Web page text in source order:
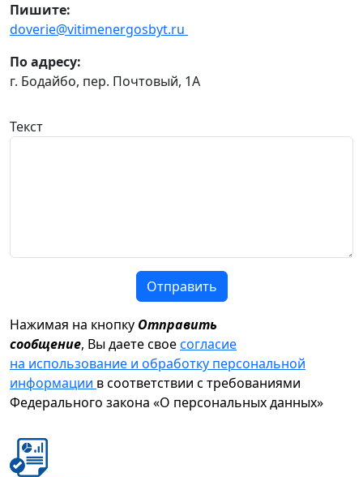
Пишите:
doverie@vitimenergosbyt.ru
По адресу:
г. Бодайбо, пер. Почтовый, 1А
Текст
Отправить
Нажимая на кнопку Отправить
сообщение, Вы даете своесогласие
на использование и обработку персональной
информации в соответствии с требованиями
Федерального закона «О персональных данных»